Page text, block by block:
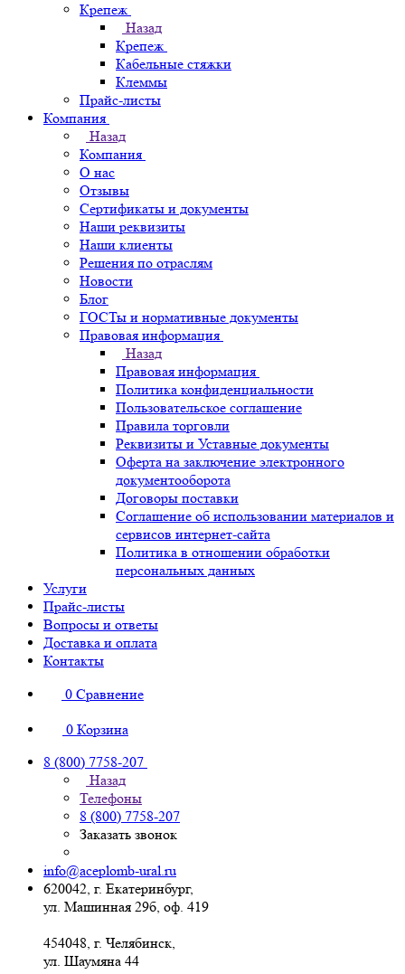
Крепеж
Назад
Крепеж
Кабельные стяжки
Клеммы
Прайс-листы
Компания
Назад
Компания
О нас
Отзывы
Сертификаты и документы
Наши реквизиты
Наши клиенты
Решения по отраслям
Новости
Блог
ГОСТы и нормативные документы
Правовая информация
Назад
Правовая информация
Политика конфиденциальности
Пользовательское соглашение
Правила торговли
Реквизиты и Уставные документы
Оферта на заключение электронного
документооборота
Договоры поставки
Соглашение об использовании материалов и
сервисов интернет-сайта
Политика в отношении обработки
персональных данных
Услуги
Прайс-листы
Вопросы и ответы
Доставка и оплата
Контакты
0 Сравнение
0 Корзина
8 (800) 7758-207
Назад
Телефоны
8 (800) 7758-207
Заказать звонок
info@aceplomb-ural.ru
620042, г. Екатеринбург,
ул. Машинная 29б, оф. 419
454048, г. Челябинск,
ул. Шаумяна 44